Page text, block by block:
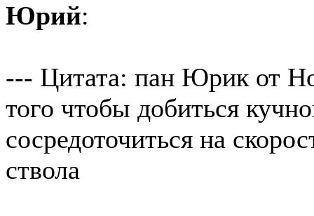
Юрий:
--- Цитата: пан Юрик от
того чтобы добиться
сосредоточиться на
ствола